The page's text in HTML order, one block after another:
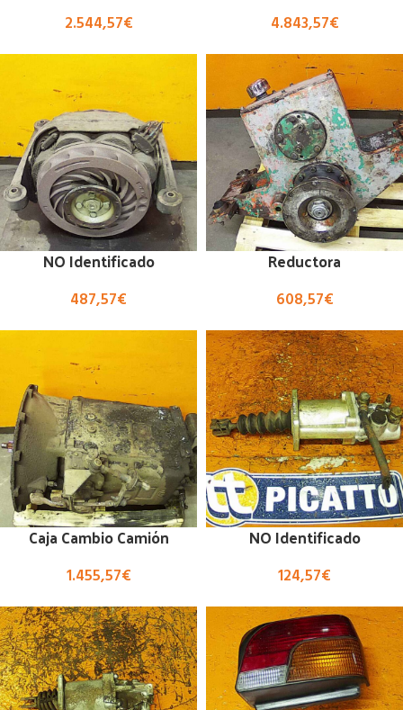
2.544,57€ 4.843,57€
NO Identificado
487,57€
Reductora
608,57€
Caja Cambio Camión
1.455,57€
NO Identificado
124,57€